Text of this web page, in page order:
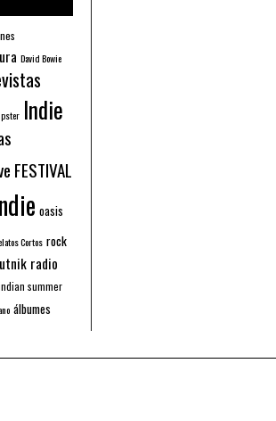
David Bowie
Indie
FESTIVAL
oasis
Cortos rock
radio
summer
álbumes